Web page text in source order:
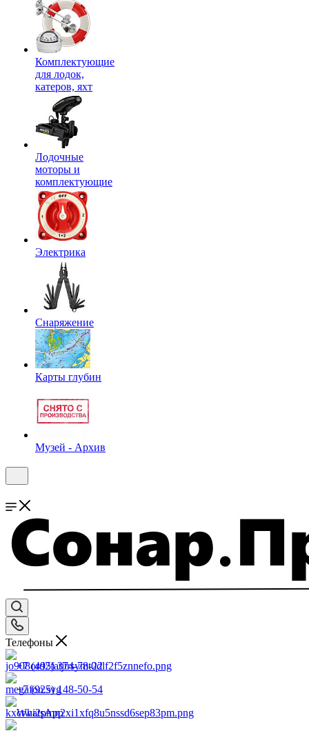
Комплектующие
для лодок,
катеров, яхт
Лодочные
моторы и
комплектующие
Электрика
Снаряжение
Карты глубин
Музей - Архив
Телефоны
+7 (495) 374-78-22
+7 (925) 148-50-54
WhatsApp